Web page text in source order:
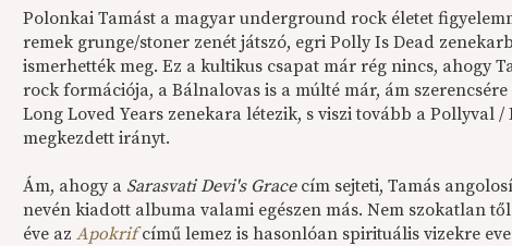
Polonkai Tamást a magyar underground rock életet
remek grunge/stoner zenét játszó, egri Polly Is Dead
ismerhették meg. Ez a kultikus csapat már rég nincs, ahogy
rock formációja, a Bálnalovas is a múlté már, ám szerencsére
Long Loved Years zenekara létezik, s viszi tovább a Pollyval /
megkezdett irányt.
Ám, ahogy a Sarasvati Devi's Gracecím sejteti, Tamás
nevén kiadott albuma valami egészen más. Nem szokatlan
éve azApokrifcímű lemez is hasonlóan spirituális vizekre